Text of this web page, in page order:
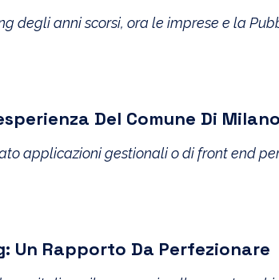
degli anni scorsi, ora le imprese e la
Del Comune Di Milano
applicazioni gestionali o di front end
Un Rapporto Da Perfezionare